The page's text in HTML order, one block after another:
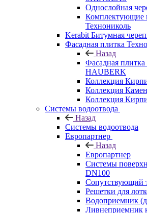
Однослойная
Комплектующие
Технониколь
Kerabit Битумная
Фасадная плитка
Назад
Фасадная
HAUBERK
Кол​лекция
Кол​лекция
Коллекция
Системы водоотвода
Назад
Системы водоотвода
Европартнер
Назад
Европартнер
Системы
DN100
Сопутствующий
Решетки для
Водоприемник
Ливнеприемник